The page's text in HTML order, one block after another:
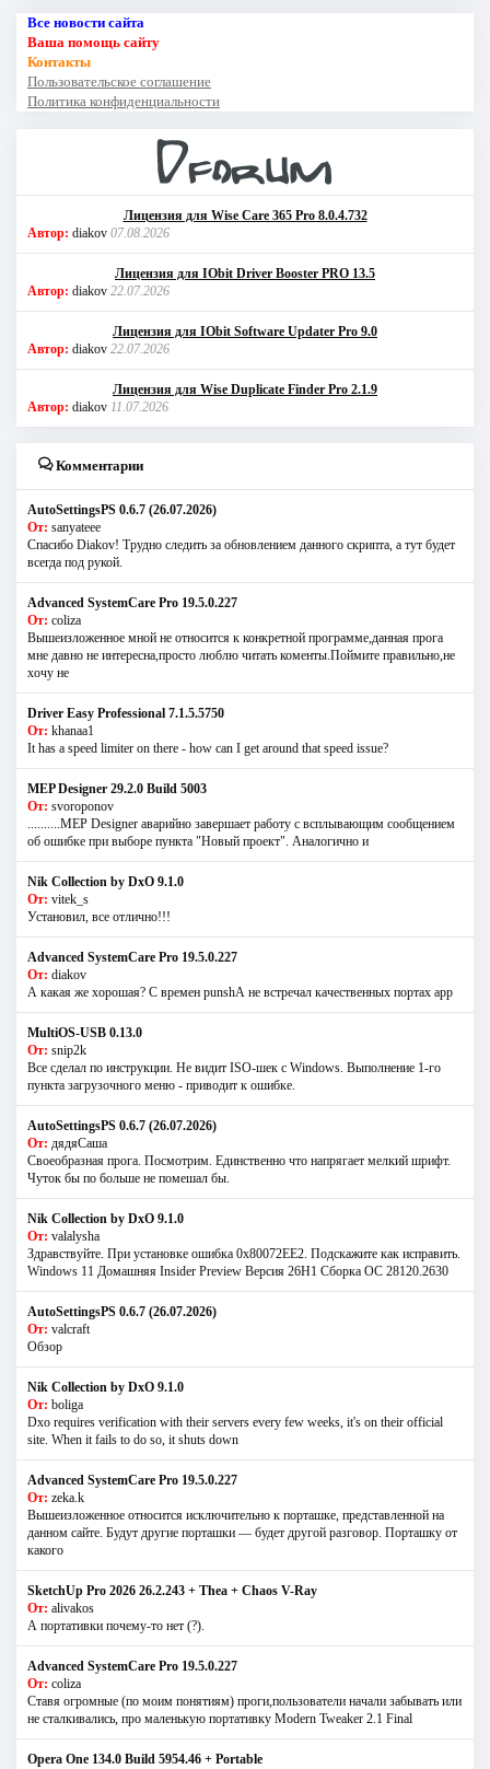
Все новости сайта
Ваша помощь сайту
Контакты
Пользовательское соглашение
Политика конфиденциальности
Лицензия для Wise Care 365 Pro 8.0.4.732
Автор: diakov 07.08.2026
Лицензия для IObit Driver Booster PRO 13.5
Автор: diakov 22.07.2026
Лицензия для IObit Software Updater Pro 9.0
Автор: diakov 22.07.2026
Лицензия для Wise Duplicate Finder Pro 2.1.9
Автор: diakov 11.07.2026
Комментарии
AutoSettingsPS 0.6.7 (26.07.2026)
От: sanyateee
Спасибо Diakov! Трудно следить за обновлением данного скрипта, а тут будет
всегда под рукой.
Advanced SystemCare Pro 19.5.0.227
От: coliza
Вышеизложенное мной не относится к конкретной программе,данная прога
мне давно не интересна,просто люблю читать коменты.Поймите правильно,не
хочу не
Driver Easy Professional 7.1.5.5750
От: khanaa1
It has a speed limiter on there - how can I get around that speed issue?
MEP Designer 29.2.0 Build 5003
От: svoroponov
..........MEP Designer аварийно завершает работу с всплывающим сообщением
об ошибке при выборе пункта "Новый проект". Аналогично и
Nik Collection by DxO 9.1.0
От: vitek_s
Установил, все отлично!!!
Advanced SystemCare Pro 19.5.0.227
От: diakov
А какая же хорошая? С времен punshА не встречал качественных портах app
MultiOS-USB 0.13.0
От: snip2k
Все сделал по инструкции. Не видит ISO-шек с Windows. Выполнение 1-го
пункта загрузочного меню - приводит к ошибке.
AutoSettingsPS 0.6.7 (26.07.2026)
От: дядяСаша
Своеобразная прога. Посмотрим. Единственно что напрягает мелкий шрифт.
Чуток бы по больше не помешал бы.
Nik Collection by DxO 9.1.0
От: valalysha
Здравствуйте. При установке ошибка 0х80072EE2. Подскажите как исправить.
Windows 11 Домашняя Insider Preview Версия 26H1 Сборка ОС 28120.2630
AutoSettingsPS 0.6.7 (26.07.2026)
От: valcraft
Обзор
Nik Collection by DxO 9.1.0
От: boliga
Dxo requires verification with their servers every few weeks, it's on their official
site. When it fails to do so, it shuts down
Advanced SystemCare Pro 19.5.0.227
От: zeka.k
Вышеизложенное относится исключительно к порташке, представленной на
данном сайте. Будут другие порташки — будет другой разговор. Порташку от
какого
SketchUp Pro 2026 26.2.243 + Thea + Chaos V-Ray
От: alivakos
А портативки почему-то нет (?).
Advanced SystemCare Pro 19.5.0.227
От: coliza
Ставя огромные (по моим понятиям) проги,пользователи начали забывать или
не сталкивались, про маленькую портативку Modern Tweaker 2.1 Final
Opera One 134.0 Build 5954.46 + Portable